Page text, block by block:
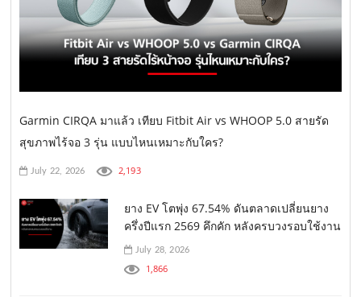
Garmin CIRQA มาแล้ว เทียบ Fitbit Air vs WHOOP 5.0 สายรัด
สุขภาพไร้จอ 3 รุ่น แบบไหนเหมาะกับใคร?
July 22, 2026 2,193
ยาง EV โตพุ่ง 67.54% ดันตลาดเปลี่ยนยาง
ครึ่งปีแรก 2569 คึกคัก หลังครบวงรอบใช้งาน
July 28, 2026
1,866